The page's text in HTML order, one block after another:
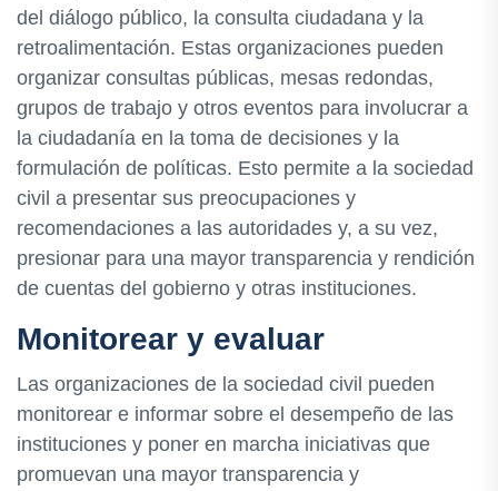
del diálogo público, la consulta ciudadana y la
retroalimentación. Estas organizaciones pueden
organizar consultas públicas, mesas redondas,
grupos de trabajo y otros eventos para involucrar a
la ciudadanía en la toma de decisiones y la
formulación de políticas. Esto permite a la sociedad
civil a presentar sus preocupaciones y
recomendaciones a las autoridades y, a su vez,
presionar para una mayor transparencia y rendición
de cuentas del gobierno y otras instituciones.
Monitorear y evaluar
Las organizaciones de la sociedad civil pueden
monitorear e informar sobre el desempeño de las
instituciones y poner en marcha iniciativas que
promuevan una mayor transparencia y